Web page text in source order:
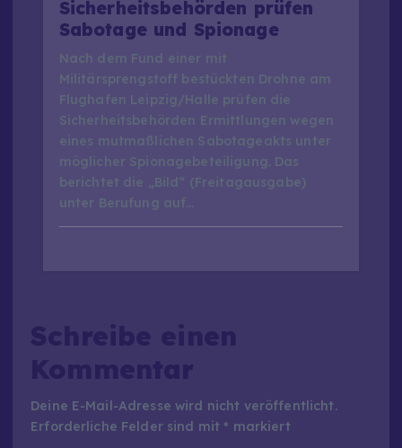
Sicherheitsbehörden prüfen
Sabotage und Spionage
Nach dem Fund einer mit
Militärsprengstoff bestückten Drohne am
Flughafen Leipzig/Halle prüfen die
Sicherheitsbehörden Ermittlungen wegen
eines mutmaßlichen Sabotageakts unter
möglicher Spionagebeteiligung. Das
berichtet die „Bild“ (Freitagausgabe)
unter Berufung auf…
Deine E-Mail-Adresse wird nicht veröffentlicht.
Erforderliche Felder sind mit * markiert